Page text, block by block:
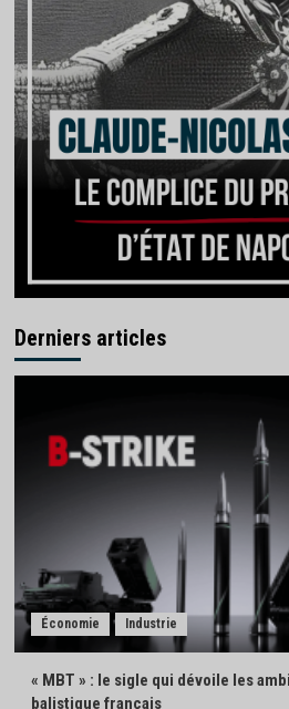
Derniers articles
Économie Industrie
« MBT » : le sigle qui dévoile les
balistique français